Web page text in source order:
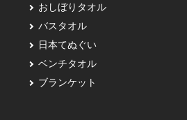
おしぼりタオル
バスタオル
日本てぬぐい
ベンチタオル
ブランケット